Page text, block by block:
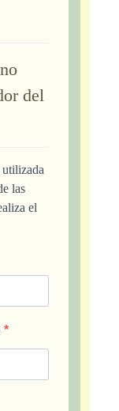
del
las
el